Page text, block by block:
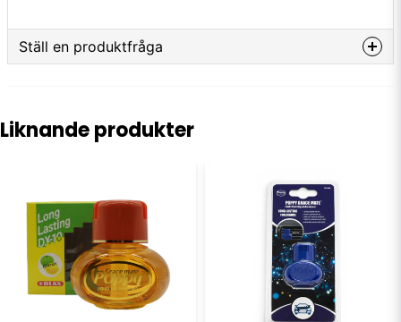
Ställ en produktfråga
email
E-postadress
Liknande produkter